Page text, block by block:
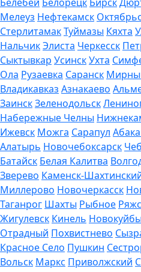
Мелеуз Нефтекамск
СтерлитамакТуймазы Кяхта
НальчикЭлиста Черкесск
Сыктывкар УсинскУхта
Ола Рузаевка Саранск
Владикавказ Азнакаево
ЗаинскЗеленодольск
Набережные Челны
Ижевск Можга Сарапул
Алатырь Новочебоксарск
Батайск Белая Калитва
Зверево Каменск-
Миллерово Новочеркасск
Таганрог Шахты Рыбное
Жигулевск Кинель
Отрадный Похвистнево
Красное Село Пушкин
Вольск Маркс Приволжский